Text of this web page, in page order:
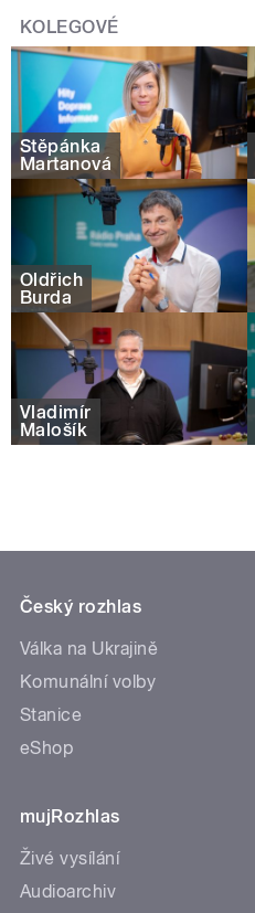
KOLEGOVÉ
Štěpánka
Martanová
Oldřich
Burda
Vladimír
Malošík
Český rozhlas
Válka na Ukrajině
Komunální volby
Stanice
eShop
mujRozhlas
Živé vysílání
Audioarchiv